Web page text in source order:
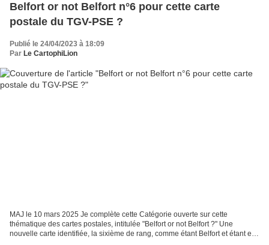
Belfort or not Belfort n°6 pour cette carte
postale du TGV-PSE ?
Publié le 24/04/2023 à 18:09
Par Le CartophiLion
MAJ le 10 mars 2025 Je complète cette Catégorie ouverte sur cette
thématique des cartes postales, intitulée "Belfort or not Belfort ?" Une
nouvelle carte identifiée, la sixième de rang, comme étant Belfort et étant en